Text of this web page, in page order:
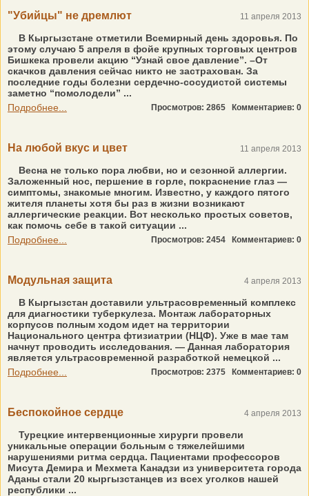
"Убийцы" не дремлют 11 апреля 2013
В Кыргызстане отметили Всемирный день здоровья. По
этому случаю 5 апреля в фойе крупных торговых центров
Бишкека провели акцию “Узнай свое давление”. –От
скачков давления сейчас никто не застрахован. За
последние годы болезни сердечно-сосудистой системы
заметно “помолодели” ...
Подробнее...
Просмотров: 2865 Комментариев: 0
На любой вкус и цвет 11 апреля 2013
Весна не только пора любви, но и сезонной аллергии.
Заложенный нос, першение в горле, покраснение глаз —
симптомы, знакомые многим. Известно, у каждого пятого
жителя планеты хотя бы раз в жизни возникают
аллергические реакции. Вот несколько простых советов,
как помочь себе в такой ситуации ...
Подробнее...
Просмотров: 2454 Комментариев: 0
Модульная защита 4 апреля 2013
В Кыргызстан доставили ультрасовременный комплекс
для диагностики туберкулеза. Монтаж лабораторных
корпусов полным ходом идет на территории
Национального центра фтизиатрии (НЦФ). Уже в мае там
начнут проводить исследования. — Данная лаборатория
является ультрасовременной разработкой немецкой ...
Подробнее...
Просмотров: 2375 Комментариев: 0
Беспокойное сердце 4 апреля 2013
Турецкие интервенционные хирурги провели
уникальные операции больным с тяжелейшими
нарушениями ритма сердца. Пациентами профессоров
Мисута Демира и Мехмета Канадзи из университета города
Аданы стали 20 кыргызстанцев из всех уголков нашей
республики ...